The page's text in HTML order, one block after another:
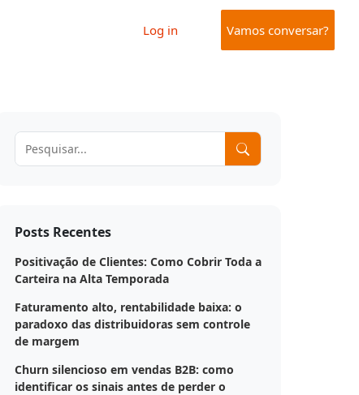
Log in Vamos conversar?
Posts Recentes
Positivação de Clientes: Como Cobrir Toda a
Carteira na Alta Temporada
Faturamento alto, rentabilidade baixa: o
paradoxo das distribuidoras sem controle
de margem
Churn silencioso em vendas B2B: como
identificar os sinais antes de perder o